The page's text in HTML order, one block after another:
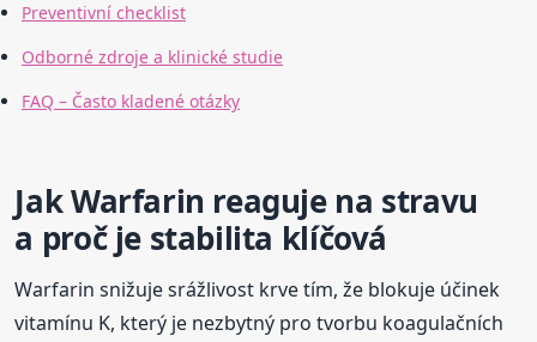
Preventivní checklist
Odborné zdroje a klinické studie
FAQ – Často kladené otázky
Jak Warfarin reaguje na stravu
a proč je stabilita klíčová
Warfarin snižuje srážlivost krve tím, že blokuje účinek
vitamínu K, který je nezbytný pro tvorbu koagulačních